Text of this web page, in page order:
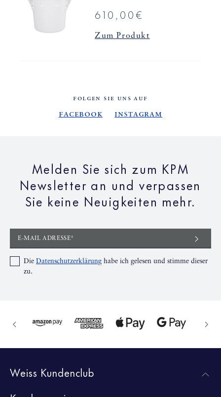
610,00€
Zum Produkt
FOLGEN SIE UNS AUF
Facebook Instagram
Melden Sie sich zum KPM
Newsletter an und verpassen
Sie keine Neuigkeiten mehr.
E-MAIL ADRESSE*
Die Datenschutzerklärung habe ich gelesen und stimme dieser
zu.
Weiss Kundenclub